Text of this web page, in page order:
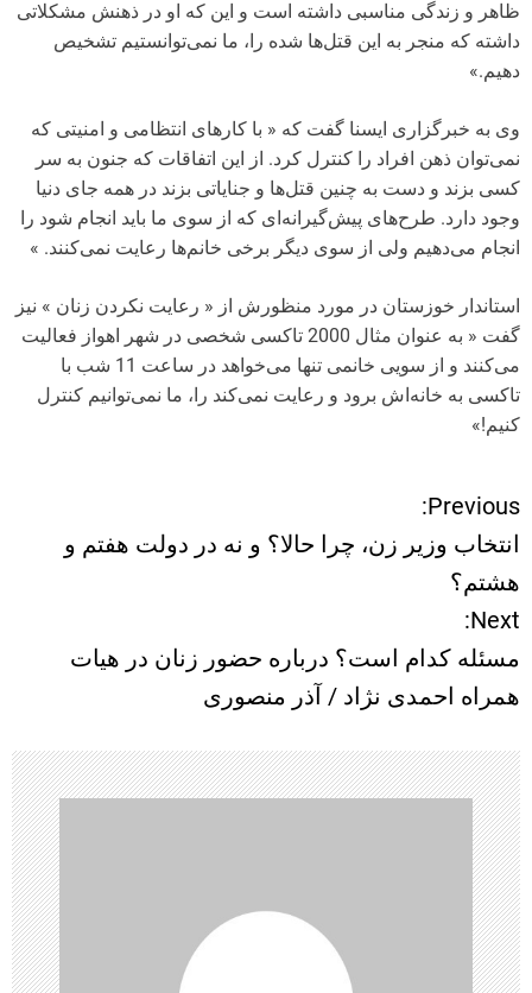
ظاهر و زندگی مناسبی داشته است و این که او در ذهنش مشکلاتی
داشته که منجر به این قتل‌ها شده را، ما نمی‌توانستیم تشخیص
دهیم.»
وی به خبرگزاری ایسنا گفت که « با کارهای انتظامی و امنیتی که
نمی‌توان ذهن افراد را کنترل کرد. از این اتفاقات که جنون به سر
کسی بزند و دست به چنین قتل‌ها و جنایاتی بزند در همه جای دنیا
وجود دارد. طرح‌های پیش‌گیرانه‌ای که از سوی ما باید انجام شود را
انجام می‌دهیم ولی از سوی دیگر برخی خانم‌ها رعایت نمی‌کنند. »
استاندار خوزستان در مورد منظورش از « رعایت نکردن زنان » نیز
گفت « به عنوان مثال 2000 تاکسی شخصی در شهر اهواز فعالیت
می‌کنند و از سویی خانمی تنها می‌خواهد در ساعت 11 شب با
تاکسی به خانه‌اش برود و رعایت نمی‌کند را، ما نمی‌توانیم کنترل
کنیم!»
ر
ا
ه
ب
ر
ی
ن
و
ش
Previous:
انتخاب وزیر زن، چرا حالا؟ و نه در دولت هفتم و
هشتم؟
Next:
مسئله کدام است؟ درباره حضور زنان در هیات
همراه احمدی نژاد / آذر منصوری